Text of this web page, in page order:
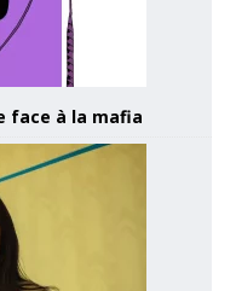
face à la mafia